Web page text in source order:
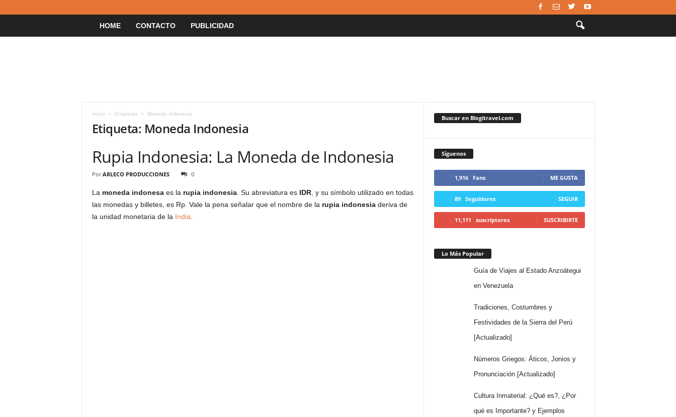
HOME CONTACTO PUBLICIDAD
Inicio Etiquetas Moneda Indonesia
Etiqueta: Moneda Indonesia
Rupia Indonesia: La Moneda de Indonesia
Por ARLECO PRODUCCIONES 0
La moneda indonesaes la rupia indonesia. Su abreviatura es IDR, y su símbolo utilizado en todas
las monedas y billetes, es Rp. Vale la pena señalar que el nombre de la rupia indonesiaderiva de
la unidad monetaria de la India
Buscar en Blogitravel.com
Síguenos
1,916 Fans ME GUSTA
89 Seguidores SEGUIR
11,111 suscriptores SUSCRIBIRTE
Lo Más Popular
Guía de Viajes al Estado Anzoátegui
en Venezuela
Tradiciones, Costumbres y
Festividades de la Sierra del Perú
[Actualizado]
Números Griegos: Áticos, Jonios y
Pronunciación [Actualizado]
Cultura Inmaterial: ¿Qué es?, ¿Por
qué es Importante? y Ejemplos